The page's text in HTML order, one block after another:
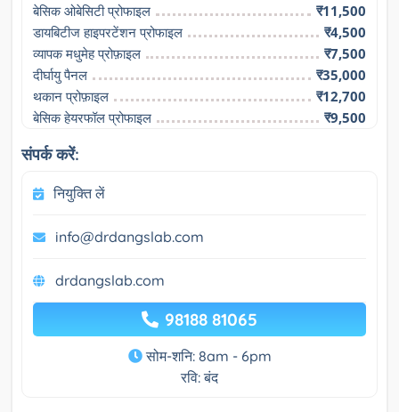
बेसिक ओबेसिटी प्रोफाइल
₹11,500
डायबिटीज हाइपरटेंशन प्रोफाइल
₹4,500
व्यापक मधुमेह प्रोफ़ाइल
₹7,500
दीर्घायु पैनल
₹35,000
थकान प्रोफ़ाइल
₹12,700
बेसिक हेयरफॉल प्रोफाइल
₹9,500
संपर्क करें:
नियुक्ति लें
info@drdangslab.com
drdangslab.com
98188 81065
सोम-शनि: 8am - 6pm
रवि: बंद